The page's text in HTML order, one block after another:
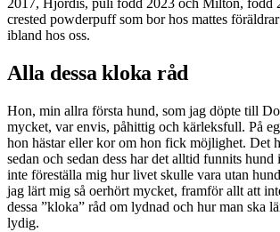
2017, Hjördis, puli född 2023 och Milton, född
crested powderpuff som bor hos mattes
ibland hos oss.
Alla dessa kloka råd
Hon, min allra första hund, som jag döpte till
mycket, var envis, påhittig och kärleksfull. På
hon hästar eller kor om hon fick möjlighet. Det
sedan och sedan dess har det alltid funnits
inte föreställa mig hur livet skulle vara utan
jag lärt mig så oerhört mycket, framför allt att
dessa ”kloka” råd om lydnad och hur man ska
lydig.